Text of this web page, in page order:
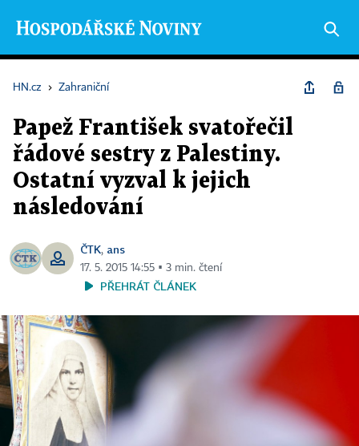
HN.cz › Zahraniční
Papež František svatořečil
řádové sestry z Palestiny.
Ostatní vyzval k jejich
následování
ČTK, ans
17. 5. 2015 14:55 ▪ 3 min. čtení
PŘEHRÁT ČLÁNEK